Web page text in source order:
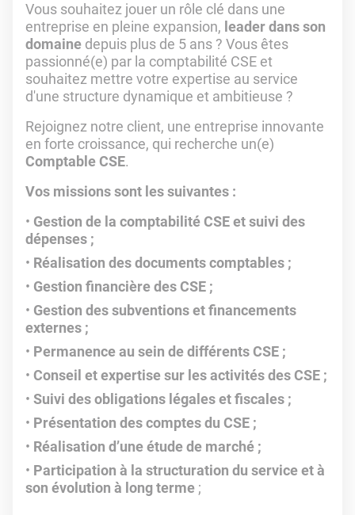
Vous souhaitez jouer un rôle clé dans une
entreprise en pleine expansion, leader dans son
domaine depuis plus de 5 ans ? Vous êtes
passionné(e) par la comptabilité CSE et
souhaitez mettre votre expertise au service
d'une structure dynamique et ambitieuse ?
Rejoignez notre client, une entreprise innovante
en forte croissance, qui recherche un(e)
Comptable CSE.
Vos missions sont les suivantes :
Gestion de la comptabilité CSE et suivi des
dépenses ;
Réalisation des documents comptables ;
Gestion financière des CSE ;
Gestion des subventions et financements
externes ;
Permanence au sein de différents CSE ;
Conseil et expertise sur les activités des CSE ;
Suivi des obligations légales et fiscales ;
Présentation des comptes du CSE ;
Réalisation d’une étude de marché ;
Participation à la structuration du service et à
son évolution à long terme ;